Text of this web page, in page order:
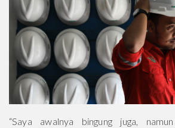
“Saya awalnya bingung juga,